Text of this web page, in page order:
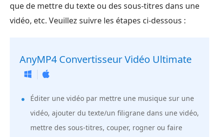
que de mettre du texte ou des sous-titres dans une
vidéo, etc. Veuillez suivre les étapes ci-dessous :
AnyMP4 Convertisseur Vidéo Ultimate
Éditer une vidéo par mettre une musique sur une
vidéo, ajouter du texte/un filigrane dans une vidéo,
mettre des sous-titres, couper, rogner ou faire